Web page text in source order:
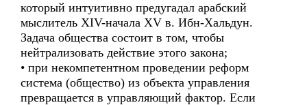
который интуитивно предугадал арабский
мыслитель XIV-начала XV в. Ибн-Хальдун.
Задача общества состоит в том, чтобы
нейтрализовать действие этого закона;
• при некомпетентном проведении реформ
система (общество) из объекта управления
превращается в управляющий фактор. Если